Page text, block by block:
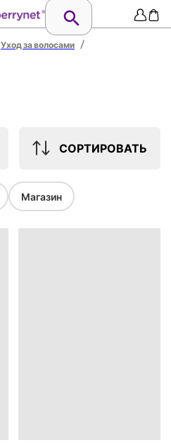
Уход за волосами /
СОРТИРОВАТЬ
Магазин